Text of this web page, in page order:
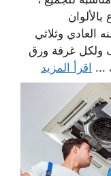
العادي وثلاثي
ولكل غرفة ورق
... اقرأ المزيد